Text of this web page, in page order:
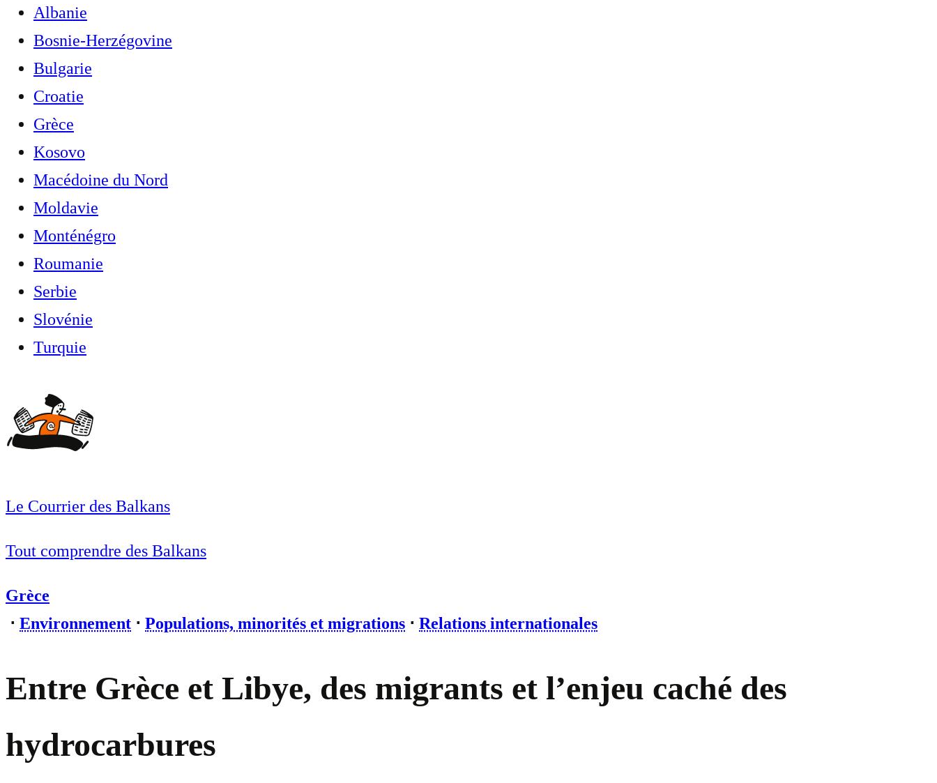
Albanie
Bosnie-Herzégovine
Bulgarie
Croatie
Grèce
Kosovo
Macédoine du Nord
Moldavie
Monténégro
Roumanie
Serbie
Slovénie
Turquie
Le Courrier des Balkans
Tout comprendre des Balkans
Grèce
⋅ Environnement ⋅ Populations, minorités et migrations ⋅ Relations internationales
Entre Grèce et Libye, des migrants et l’enjeu caché des
hydrocarbures